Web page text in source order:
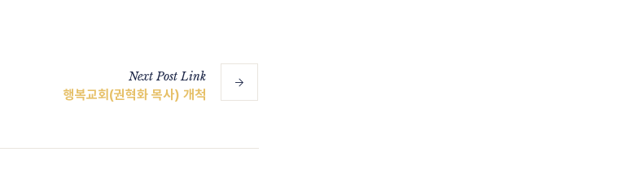
NextPostLink
행복교회(권혁화 목사) 개척